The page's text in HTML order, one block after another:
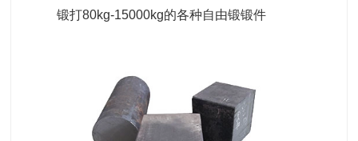
锻打80kg-15000kg的各种自由锻锻件